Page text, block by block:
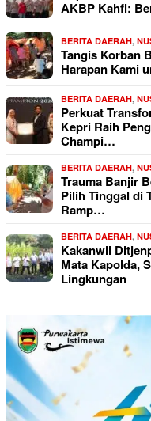
AKBP Kahfi:
BERITA DAERAH,
Tangis Korban
Harapan Kami
BERITA DAERAH,
Perkuat
Kepri Raih
Champi…
BERITA DAERAH,
Trauma Banjir
Pilih Tinggal di
Ramp…
BERITA DAERAH,
Kakanwil
Mata Kapolda,
Lingkungan